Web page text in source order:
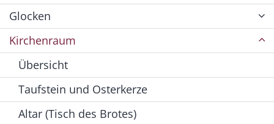
Glocken
Kirchenraum
Übersicht
Taufstein und Osterkerze
Altar (Tisch des Brotes)